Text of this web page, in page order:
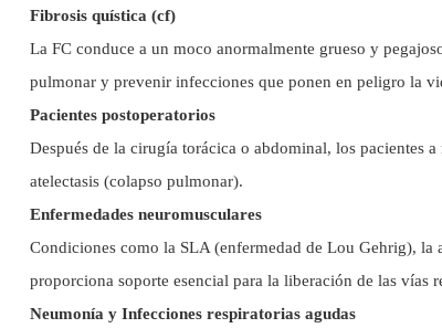
Fibrosis quística (cf)
La FC conduce a un moco anormalmente grueso y
pulmonar y prevenir infecciones que ponen en peligro la
Pacientes postoperatorios
Después de la cirugía torácica o abdominal, los pacientes
atelectasis (colapso pulmonar).
Enfermedades neuromusculares
Condiciones como la SLA (enfermedad de Lou Gehrig),
proporciona soporte esencial para la liberación de las vías
Neumonía y Infecciones respiratorias agudas